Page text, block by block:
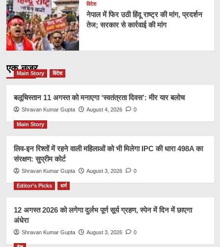
विदेश
नेपाल में फिर उठी हिंदू राष्ट्र की मांग, प्रदर्शन
तेज; सरकार से कार्रवाई की मांग
एक नज़र
Main Story विदेश
बलूचिस्तान 11 अगस्त को मनाएगा ‘स्वतंत्रता दिवस’: मीर यार बलोच
Shravan Kumar Gupta August 4, 2026 0
Main Story
लिव-इन रिश्तों में रहने वाली महिलाओं को भी मिलेगा IPC की धारा 498A का
संरक्षण: सुप्रीम कोर्ट
Shravan Kumar Gupta August 3, 2026 0
Editor’s Picks धर्म
12 अगस्त 2026 को लगेगा दुर्लभ पूर्ण सूर्य ग्रहण, स्पेन में दिन में छाएगा
अंधेरा
Shravan Kumar Gupta August 3, 2026 0